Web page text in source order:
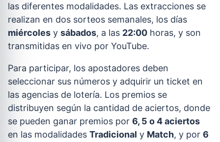
las diferentes modalidades. Las extracciones se
realizan en dos sorteos semanales, los días
miércoles y sábados, a las 22:00 horas, y son
transmitidas en vivo por YouTube.
Para participar, los apostadores deben
seleccionar sus números y adquirir un ticket en
las agencias de lotería. Los premios se
distribuyen según la cantidad de aciertos, donde
se pueden ganar premios por 6, 5 o 4 aciertos
en las modalidades Tradicional y Match, y por 6